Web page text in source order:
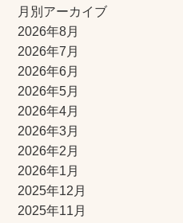
月別アーカイブ
2026年8月
2026年7月
2026年6月
2026年5月
2026年4月
2026年3月
2026年2月
2026年1月
2025年12月
2025年11月